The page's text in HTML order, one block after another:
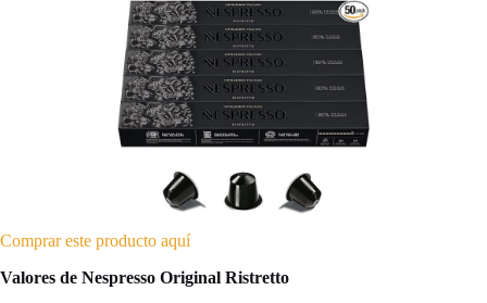
Comprar este producto aquí
Valores de Nespresso Original Ristretto